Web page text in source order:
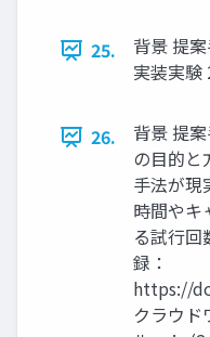
25.
背景 提
実装実験
26.
背景 提
の目的
手法が現
時間やキ
る試行
録：
https://
クラウド